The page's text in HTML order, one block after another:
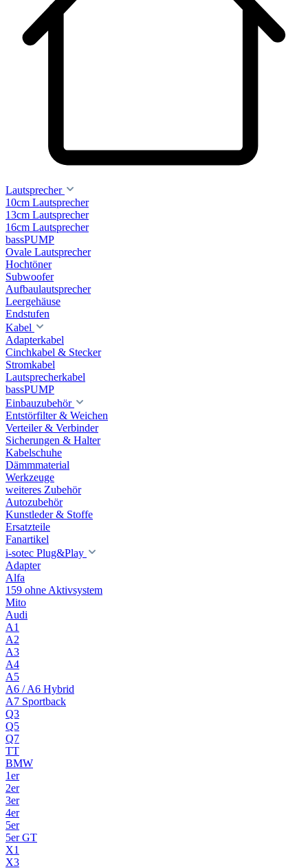
Lautsprecher
10cm Lautsprecher
13cm Lautsprecher
16cm Lautsprecher
bassPUMP
Ovale Lautsprecher
Hochtöner
Subwoofer
Aufbaulautsprecher
Leergehäuse
Endstufen
Kabel
Adapterkabel
Cinchkabel & Stecker
Stromkabel
Lautsprecherkabel
bassPUMP
Einbauzubehör
Entstörfilter & Weichen
Verteiler & Verbinder
Sicherungen & Halter
Kabelschuhe
Dämmmaterial
Werkzeuge
weiteres Zubehör
Autozubehör
Kunstleder & Stoffe
Ersatzteile
Fanartikel
i-sotec Plug&Play
Adapter
Alfa
159 ohne Aktivsystem
Mito
Audi
A1
A2
A3
A4
A5
A6 / A6 Hybrid
A7 Sportback
Q3
Q5
Q7
TT
BMW
1er
2er
3er
4er
5er
5er GT
X1
X3